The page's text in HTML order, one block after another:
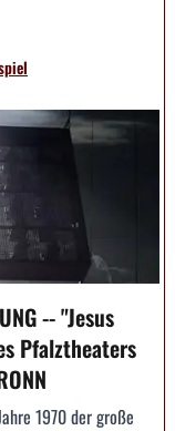
-- "Jesus
Pfalztheaters
1970 der große